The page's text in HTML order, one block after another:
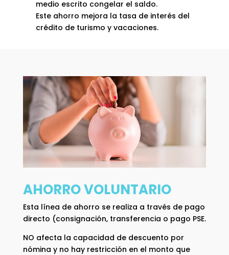
medio escrito congelar el saldo.
Este ahorro mejora la tasa de interés del
crédito de turismo y vacaciones.
AHORRO VOLUNTARIO
Esta línea de ahorro se realiza a través de pago
directo (consignación, transferencia o pago PSE.
NO afecta la capacidad de descuento por
nómina y no hay restricción en el monto que